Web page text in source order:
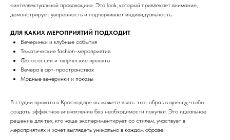
«интеллектуальной провокации». Это look, который привлекает внимание,
демонстрирует уверенность и подчёркивает индивидуальность.
ДЛЯ КАКИХ МЕРОПРИЯТИЙ ПОДХОДИТ
Вечеринки и клубные события
Тематические fashion-мероприятия
Фотосессии и творческие проекты
Вечера в арт-пространствах
Модные вечеринки и показы
В студии проката в Краснодаре вы можете взять этот образ в аренду, чтобы
создать эффектное впечатление без необходимости покупки. Это идеальное
решение для тех, кто чаще экспериментирует со стилем, участвует в
мероприятиях и хочет выглядеть уникально в каждом образе.